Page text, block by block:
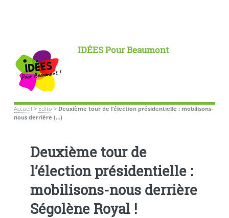
IDÉES Pour Beaumont
Accueil > Édito > Deuxième tour de l’élection présidentielle : mobilisons-
nous derrière (…)
Deuxième tour de
l’élection présidentielle :
mobilisons-nous derrière
Ségolène Royal !